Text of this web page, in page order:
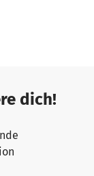
vielerorts
Organisation
und Idiofa
Schulen
schulische
kommen
wir
dich!